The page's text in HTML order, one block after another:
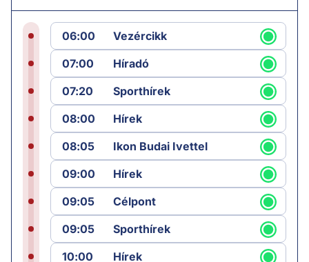
06:00
Vezércikk
07:00
Híradó
07:20
Sporthírek
08:00
Hírek
08:05
Ikon Budai Ivettel
09:00
Hírek
09:05
Célpont
09:05
Sporthírek
10:00
Hírek